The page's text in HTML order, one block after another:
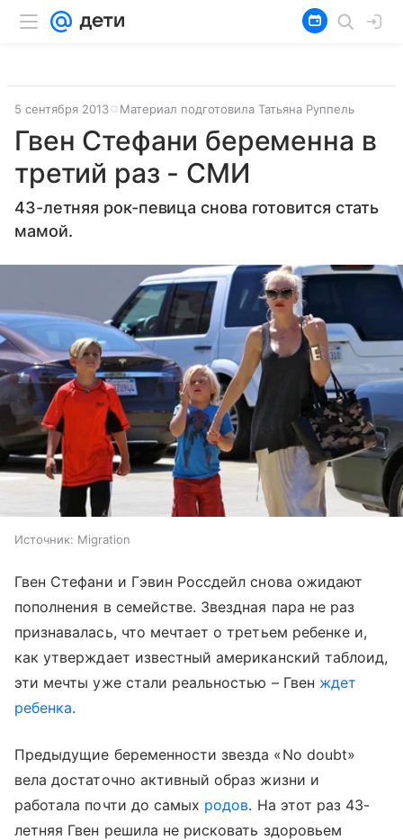
5 сентября 2013 Материал подготовила Татьяна Руппель
Гвен Стефани беременна в
третий раз - СМИ
43-летняя рок-певица снова готовится стать
мамой.
Источник: Migration
Гвен Стефани и Гэвин Россдейл снова ожидают
пополнения в семействе. Звездная пара не раз
признавалась, что мечтает о третьем ребенке и,
как утверждает известный американский таблоид,
эти мечты уже стали реальностью – Гвен ждет
ребенка.
Предыдущие беременности звезда «No doubt»
вела достаточно активный образ жизни и
работала почти до самых родов. На этот раз 43-
летняя Гвен решила не рисковать здоровьем